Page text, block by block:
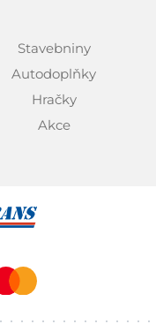
Stavebniny
Autodoplňky
Hračky
Akce